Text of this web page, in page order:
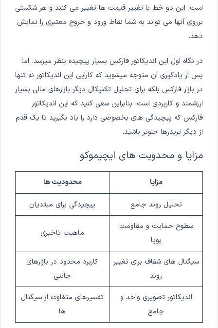
است. این دو خط با تغییر قیمت ها تغییر می کنند و هر شکستی
برروی آنها می تواند به شما نقاط ورود و خروج معتبری را نمایش
دهد.
در نگاه اول این اندیکاتور فارکس بسیار پیچیده بنظر میرسد. اما
پس از یادگیری آن متوجه میشوید که کارایی این اندیکاتور نه تنها
در بازار فارکس بلکه برای تحلیل تکنیکال دیگر بازارهای مالی بسیار
ارزشمند و کاربردی است. بنابراین سعی کنید که این اندیکاتور
فارکس که پیچیدگی های بخصوصی دارد را یاد بگیرید تا یک قدم
از دیگر تریدرها جلوتر باشید.
مزایا و محدویت های ایچیموکو
مزایا محدودیت ها
تحلیل روند جامع
پیچیدگی برای مبتدیان
سطوح حمایت و مقاومت
پویا
ماهیت تاخیری
سیگنال های شفاف برای تغییر
روند
کاربرد محدود در بازارهای
جانبی
اندیکاتور تصویری واحد و
جامع
تفسیرهای متفاوت از سیگنال
ها